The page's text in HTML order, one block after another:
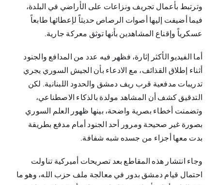
وترتبط بأعمال تجريف ونزاعات على الأراضي في البلدة،
فيما أضيفت إليها أصوات الرصاص حديثاً لإعطائها طابعاً
عسكرياً وإقناع المشاهدين بأنها توثق معركة جارية.
أما الفيديو الأكثر إثارة، فظهر فيه عدد من المدافع والجنود
أثناء إطلاق القذائف، مع الادعاء بأن الجيش السوري يجري
تدريبات مدفعية قرب ريف دمشق والحدود اللبنانية. لكن
التدقيق كشف أن المشاهد مولدة بالذكاء الاصطناعي،
وتضمنت أخطاء بصرية واضحة، بينها ظهور العلم السوري
بصورة غير صحيحة ومرور أحد الجنود أمام مدفع بطريقة
بدت معها أجزاء من جسده شبه شفافة.
وجاء انتشار هذه المقاطع بعد تصريحات أميركية تناولت
احتمال قيام دمشق بدور في معالجة ملف حزب الله، وهو ما